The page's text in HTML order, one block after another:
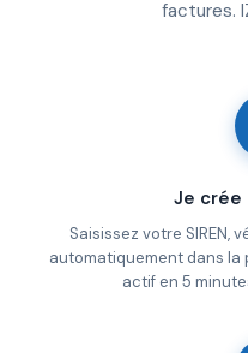
factures.
Je crée
Saisissez votre SIREN,
automatiquement dans la
actif en 5